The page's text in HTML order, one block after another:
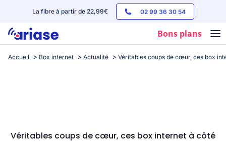
La fibre à partir de 22,99€ 02 99 36 30 54
Bons plans
Box internet
Streaming
Accueil Box internet Actualité Véritables coups de cœur, ces box
Véritables coups de cœur, ces box internet à côté